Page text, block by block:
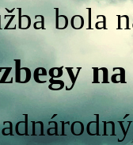
bola